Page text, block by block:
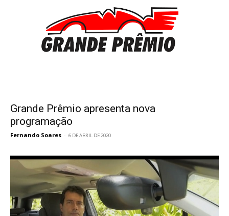
Grande Prêmio apresenta nova
programação
Fernando Soares - 6 DE ABRIL DE 2020